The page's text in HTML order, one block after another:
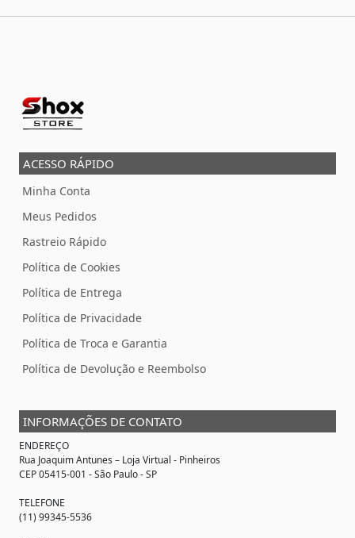
ACESSO RÁPIDO
Minha Conta
Meus Pedidos
Rastreio Rápido
Política de Cookies
Política de Entrega
Política de Privacidade
Política de Troca e Garantia
Política de Devolução e Reembolso
INFORMAÇÕES DE CONTATO
ENDEREÇO
Rua Joaquim Antunes – Loja Virtual - Pinheiros
CEP 05415-001 - São Paulo - SP
TELEFONE
(11) 99345-5536